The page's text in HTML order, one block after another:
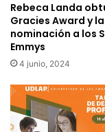
Rebeca Landa
Gracies Award y la
nominación a los
Emmys
4 junio, 2024